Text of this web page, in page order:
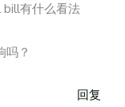
有什么看法
吗？
回复